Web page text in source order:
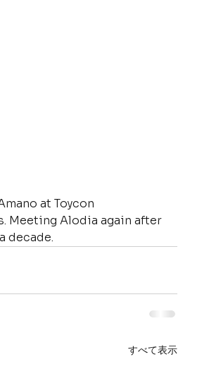
at Toycon
Meeting Alodia again after
decade.
すべて表示